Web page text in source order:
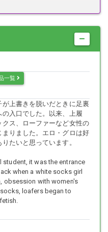
一覧
上書きを脱いだときに足裏
入口でした。以来、上履
ス、ローファーなど女性の
りました。エロ・グロは好
たいと思っています。
student, it was the entrance
when a white socks girl
obsession with women's
loafers began to